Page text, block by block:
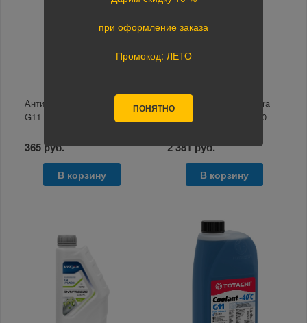
Антифриз FELIX Prolonger
G11 Зеленый –40°С 1кг
365 руб.
В корзину
Антифриз MICKiNG Ultra
Cool OAT technology -40
2 381 руб.
В корзину
при оформление заказа
Промокод: ЛЕТО
ПОНЯТНО